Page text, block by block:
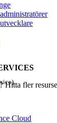
Hitta fler
Cloud